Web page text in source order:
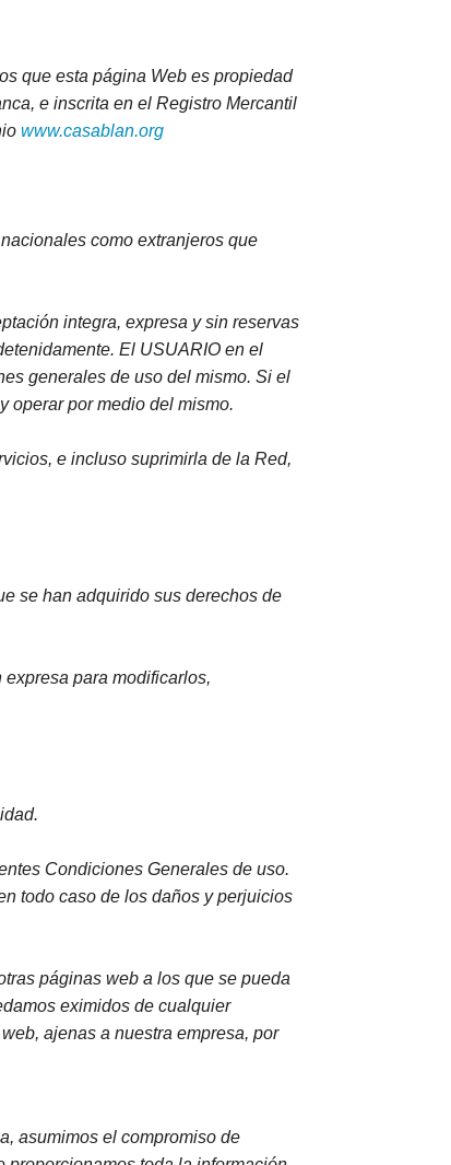
que esta página Web es propiedad
e inscrita en el Registro Mercantil
www.casablan.org
como extranjeros que
integra, expresa y sin reservas
El USUARIO en el
generales de uso del mismo. Si el
operar por medio del mismo.
e incluso suprimirla de la Red,
se han adquirido sus derechos de
para modificarlos,
Condiciones Generales de uso.
todo caso de los daños y perjuicios
páginas web a los que se pueda
eximidos de cualquier
ajenas a nuestra empresa, por
asumimos el compromiso de